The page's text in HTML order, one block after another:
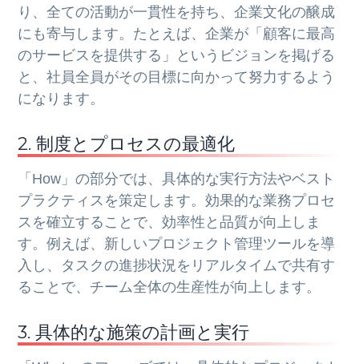
り、全ての活動が一貫性を持ち、企業文化の醸成
にも寄与します。たとえば、企業が「顧客に最高
のサービスを提供する」というビジョンを掲げる
と、社員全員がその目標に向かって努力するよう
になります。
2. 制度とプロセスの最適化
「How」の部分では、具体的な実行方法やベスト
プラクティスを策定します。効果的な業務プロセ
スを確立することで、効率性と品質が向上しま
す。例えば、新しいプロジェクト管理ツールを導
入し、タスクの進捗状況をリアルタイムで共有す
ることで、チーム全体の生産性が向上します。
3. 具体的な施策の計画と実行